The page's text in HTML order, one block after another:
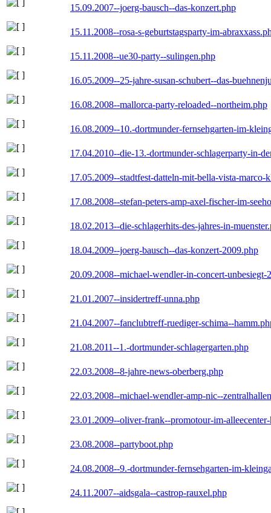
15.09.2007--joerg-bausch--das-konzert.php
15.11.2008--rosa-s-geburtstagsparty-im-
15.11.2008--ue30-party--sulingen.php
16.05.2009--25-jahre-susan-schubert--das-
16.08.2008--mallorca-party-reloaded--northeim.php
16.08.2009--10.-dortmunder-fernsehgarten-im-
17.04.2010--die-13.-dortmunder-schlagerparty-in-
17.05.2009--stadtfest-datteln-mit-bella-vista-marco-
17.08.2008--stefan-peters-amp-axel-fischer-im-
18.02.2013--die-schlagerhits-des-jahres-in-
18.04.2009--joerg-bausch--das-konzert-2009.php
20.09.2008--michael-wendler-in-concert-unbesiegt-
21.01.2007--insidertreff-unna.php
21.04.2007--fanclubtreff-ruediger-schima--
21.08.2011--1.-dortmunder-schlagergarten.php
22.03.2008--8-jahre-news-oberberg.php
22.03.2008--michael-wendler-amp-nic--
23.01.2009--oliver-frank--promotour-im-
23.08.2008--partyboot.php
24.08.2008--9.-dortmunder-fernsehgarten-im-
24.11.2007--aidsgala--castrop-rauxel.php